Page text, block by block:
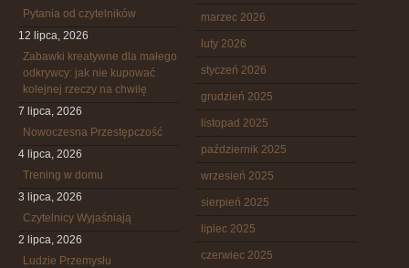
Pytania od czytelników
12 lipca, 2026
Zabawki kreatywne dla małego
odkrywcy: jak nie kupować
kolejnej rzeczy na chwilę
7 lipca, 2026
Nowoczesna Przestępczość
4 lipca, 2026
Trening w domu
3 lipca, 2026
Czytelnicy Wyjaśniają
2 lipca, 2026
Ludzie Przemysłu
marzec 2026
luty 2026
styczeń 2026
grudzień 2025
listopad 2025
październik 2025
wrzesień 2025
sierpień 2025
lipiec 2025
czerwiec 2025